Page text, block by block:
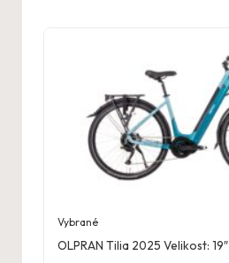
Vybrané
OLPRAN Tilia 2025 Velikost: 19″